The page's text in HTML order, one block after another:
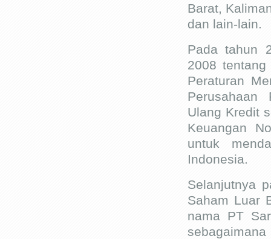
Barat,
dan lain-lain.
Pada tahun
2008
Peraturan
Perusahaan
Ulang Kredit
Keuangan
untuk
Indonesia.
Selanjutnya
Saham Luar
nama PT